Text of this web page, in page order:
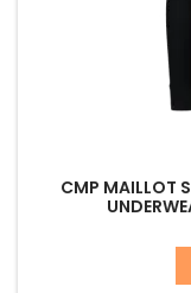
CMP MAILLOT